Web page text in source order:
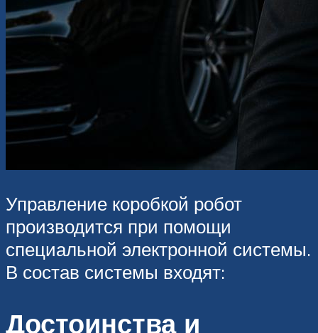
Управление коробкой робот
производится при помощи
специальной электронной системы.
В состав системы входят:
Достоинства и